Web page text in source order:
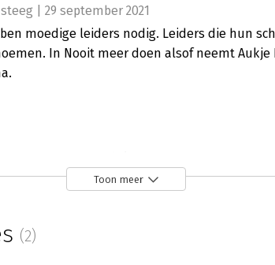
| 29 september 2021
moedige leiders nodig. Leiders die hun
In Nooit meer doen alsof neemt Aukje
| 24 september 2021
doen alsof - Denk je schaamte om en maak
Toon meer
(2)